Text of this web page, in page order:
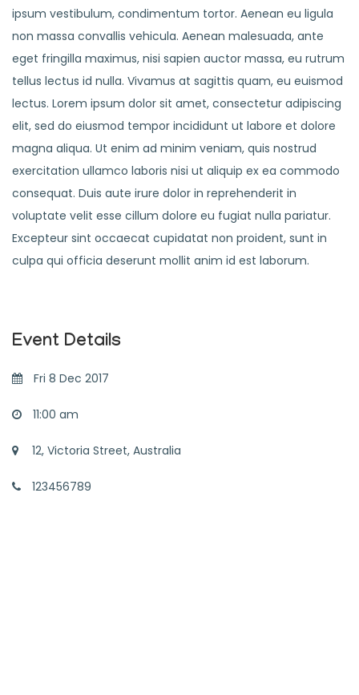
ipsum vestibulum, condimentum tortor. Aenean eu ligula
non massa convallis vehicula. Aenean malesuada, ante
eget fringilla maximus, nisi sapien auctor massa, eu rutrum
tellus lectus id nulla. Vivamus at sagittis quam, eu euismod
lectus. Lorem ipsum dolor sit amet, consectetur adipiscing
elit, sed do eiusmod tempor incididunt ut labore et dolore
magna aliqua. Ut enim ad minim veniam, quis nostrud
exercitation ullamco laboris nisi ut aliquip ex ea commodo
consequat. Duis aute irure dolor in reprehenderit in
voluptate velit esse cillum dolore eu fugiat nulla pariatur.
Excepteur sint occaecat cupidatat non proident, sunt in
culpa qui officia deserunt mollit anim id est laborum.
Event Details
Fri 8 Dec 2017
11:00 am
12, Victoria Street, Australia
123456789